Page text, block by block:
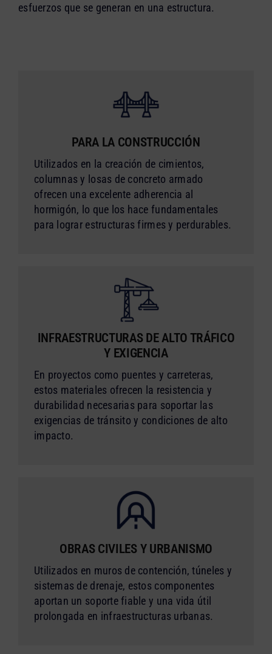
esfuerzos que se generan en una estructura.
PARA LA CONSTRUCCIÓN
Utilizados en la creación de cimientos,
columnas y losas de concreto armado
ofrecen una excelente adherencia al
hormigón, lo que los hace fundamentales
para lograr estructuras firmes y perdurables.
INFRAESTRUCTURAS DE ALTO TRÁFICO
Y EXIGENCIA
En proyectos como puentes y carreteras,
estos materiales ofrecen la resistencia y
durabilidad necesarias para soportar las
exigencias de tránsito y condiciones de alto
impacto.
OBRAS CIVILES Y URBANISMO
Utilizados en muros de contención, túneles y
sistemas de drenaje, estos componentes
aportan un soporte fiable y una vida útil
prolongada en infraestructuras urbanas.